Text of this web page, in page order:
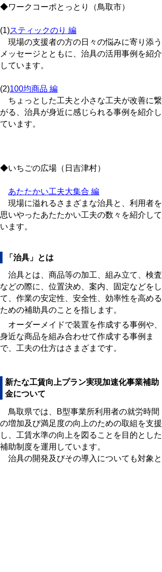
◆ワークコーポとっとり（鳥取市）
(1)スティックのり 編
現場の支援者の方の日々の悩みに寄り添う
メッセージとともに、治具の活用事例を紹介
しています。
(2)100均商品 編
ちょっとした工夫と小さな工夫が改善に繋
がる、治具が身近に感じられる事例を紹介し
ています。
◆いちごの広場（日吉津村）
あたたかい工夫大集合 編
現場に溢れるさまざまな治具と、利用者を
思いやったあたたかい工夫の数々を紹介して
います。
「治具」とは
治具とは、商品等の加工、組み立て、検査
などの際に、位置決め、案内、固定などをし
て、作業の安定性、安全性、効率性を高める
ための補助具のことを指します。
オーダーメイドで装置を作成する事例や、
身近な商品を組み合わせて作成する事例ま
で、工夫の仕方はさまざまです。
新たな工賃向上プラン実現加速化事業補助
金について
鳥取県では、B型事業所利用者の就労時間
の増加及び満足度の向上のための取組を支援
し、工賃水準の向上を図ることを目的とした
補助制度を運用しています。
治具の開発及びその導入についても対象と